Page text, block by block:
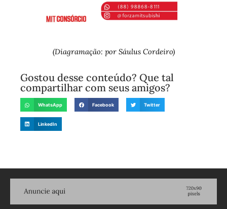
(Diagramação: por Sáulus Cordeiro)
Gostou desse conteúdo? Que tal
compartilhar com seus amigos?
WhatsApp Facebook Twitter
LinkedIn